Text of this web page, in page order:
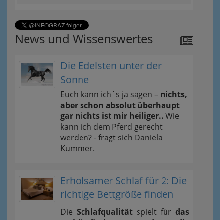
News und Wissenswertes
Die Edelsten unter der
Sonne
Euch kann ich´s ja sagen – nichts,
aber schon absolut überhaupt
gar nichts ist mir heiliger.. Wie
kann ich dem Pferd gerecht
werden? - fragt sich Daniela
Kummer.
Erholsamer Schlaf für 2: Die
richtige Bettgröße finden
Die Schlafqualität spielt für das